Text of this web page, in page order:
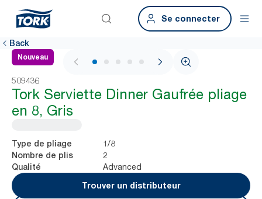
Se connecter
Back
Nouveau
1 / 5
509436
Tork Serviette Dinner Gaufrée pliage
en 8, Gris
Type de pliage 1/8
Nombre de plis 2
Qualité
Advanced
Trouver un distributeur